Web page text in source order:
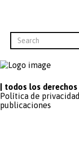
Búsqueda
Search
| todos los derechos
Política de
publicaciones